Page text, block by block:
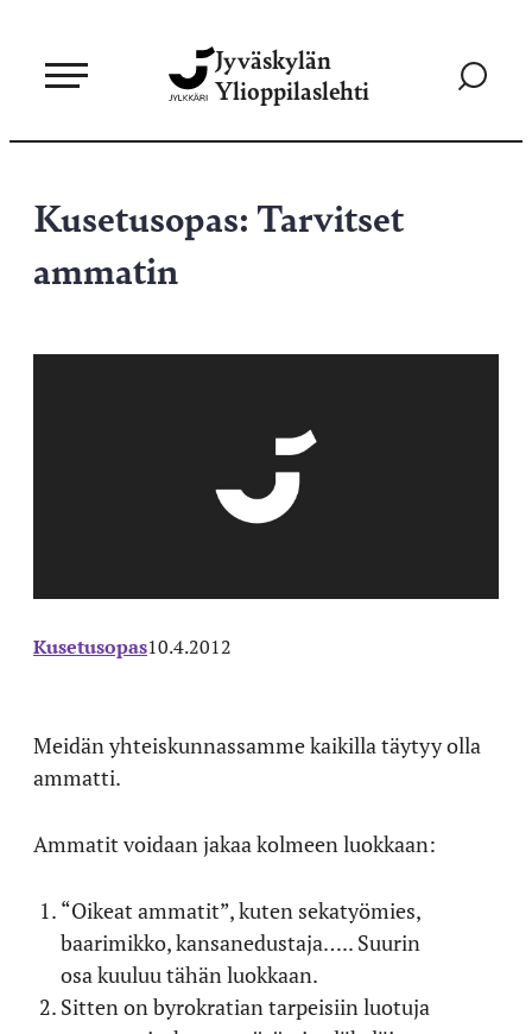
sisältöön
Jyväskylän
Ylioppilaslehti
Siirry
Kusetusopas: Tarvitset
ammatin
Kusetusopas10.4.2012
Meidän yhteiskunnassamme kaikilla täytyy olla
ammatti.
Ammatit voidaan jakaa kolmeen luokkaan:
“Oikeat ammatit”, kuten sekatyömies,
baarimikko, kansanedustaja….. Suurin
osa kuuluu tähän luokkaan.
Sitten on byrokratian tarpeisiin luotuja